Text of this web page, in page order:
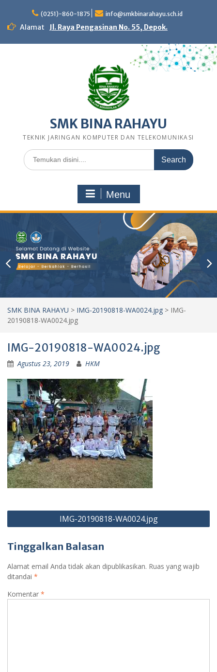
content
(0251)-860-1875 info@smkbinarahayu.sch.id
Alamat Jl. Raya Pengasinan No. 55, Depok.
SMK BINA RAHAYU
TEKNIK JARINGAN KOMPUTER DAN TELEKOMUNIKASI
Search
for:
Menu
SMK BINA RAHAYU > IMG-20190818-WA0024.jpg > IMG-
20190818-WA0024.jpg
IMG-20190818-WA0024.jpg
Agustus 23, 2019 HKM
Navigasi
pos
IMG-20190818-WA0024.jpg
Tinggalkan Balasan
Alamat email Anda tidak akan dipublikasikan. Ruas yang wajib
ditandai *
Komentar *